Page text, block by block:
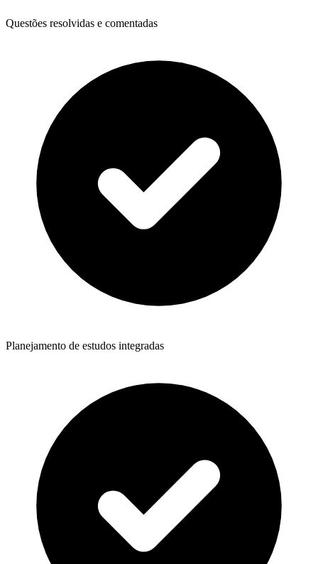
Questões resolvidas e comentadas
Planejamento de estudos integradas